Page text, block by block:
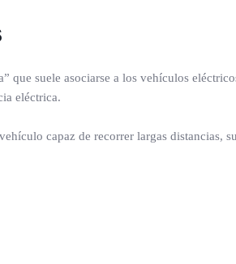
suele asociarse a los vehículos
eléctrica.
capaz de recorrer largas distancias,